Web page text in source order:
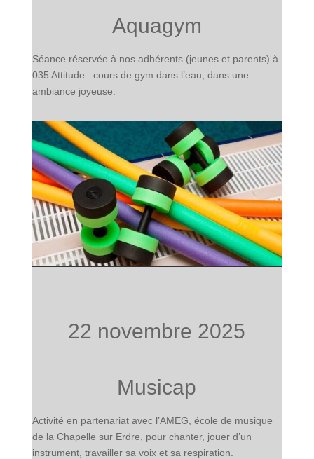
Aquagym
Séance réservée à nos adhérents (jeunes et parents) à
035 Attitude : cours de gym dans l’eau, dans une
ambiance joyeuse.
22 novembre 2025
Musicap
Activité en partenariat avec l’AMEG, école de musique
de la Chapelle sur Erdre, pour chanter, jouer d’un
instrument, travailler sa voix et sa respiration.